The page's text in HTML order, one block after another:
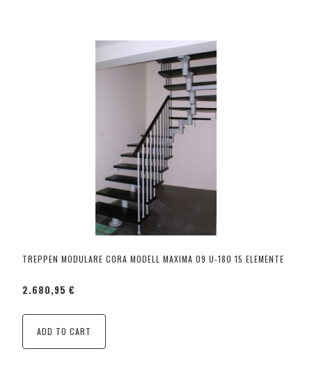
TREPPEN MODULARE CORA MODELL MAXIMA 09 U-180 15 ELEMENTE
2.680,95 €
ADD TO CART